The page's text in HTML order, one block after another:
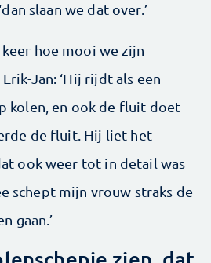
slaan we dat over.’
hoe mooi we zijn
Jan: ‘Hij rijdt als een
kolen, en ook de fluit doet
de fluit. Hij liet het
ook weer tot in detail was
schept mijn vrouw straks de
gaan.’